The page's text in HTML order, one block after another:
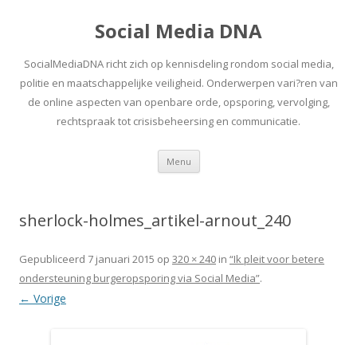
Social Media DNA
SocialMediaDNA richt zich op kennisdeling rondom social media,
politie en maatschappelijke veiligheid. Onderwerpen vari?ren van
de online aspecten van openbare orde, opsporing, vervolging,
rechtspraak tot crisisbeheersing en communicatie.
Menu Spring
inhoud
sherlock-holmes_artikel-arnout_240
Gepubliceerd 7 januari 2015 op 320 × 240 in “Ik pleit voor betere
ondersteuning burgeropsporing via Social Media”.
← Vorige